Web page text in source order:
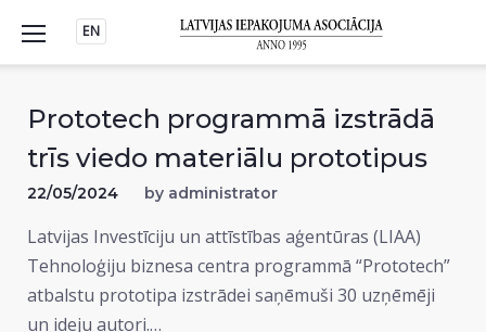
content
EN
Prototech programmā izstrādā
trīs viedo materiālu prototipus
22/05/2024 by administrator
Latvijas Investīciju un attīstības aģentūras (LIAA)
Tehnoloģiju biznesa centra programmā “Prototech”
atbalstu prototipa izstrādei saņēmuši 30 uzņēmēji
un ideju autori.…